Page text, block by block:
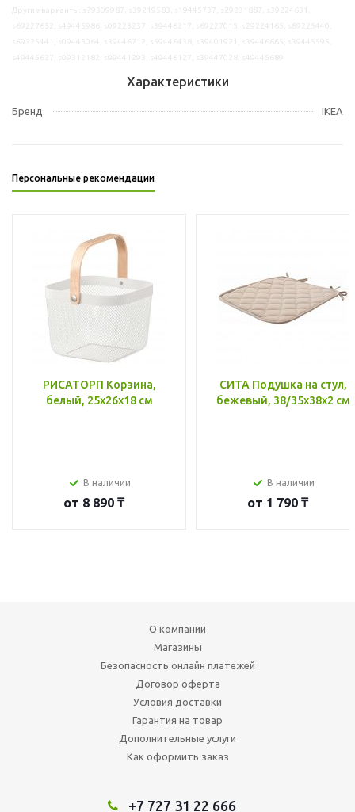
Характеристики
Бренд IKEA
Персональные рекомендации
РИСАТОРП Корзина,
белый, 25x26x18 см
В наличии
от 8 890 ₸
СИТА Подушка на стул,
бежевый, 38/35x38x2 см
В наличии
от 1 790 ₸
О компании
Магазины
Безопасность онлайн платежей
Договор оферта
Условия доставки
Гарантия на товар
Дополнительные услуги
Как оформить заказ
+7 727 31 22 666